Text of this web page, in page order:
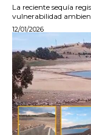
La reciente sequía
vulnerabilidad
12/01/2026